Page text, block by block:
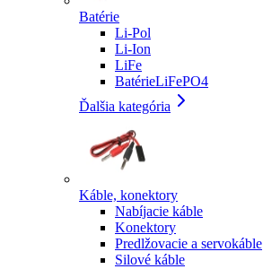
Batérie
Li-Pol
Li-Ion
LiFe
BatérieLiFePO4
Ďalšia kategória
Káble, konektory
Nabíjacie káble
Konektory
Predlžovacie a servokáble
Silové káble